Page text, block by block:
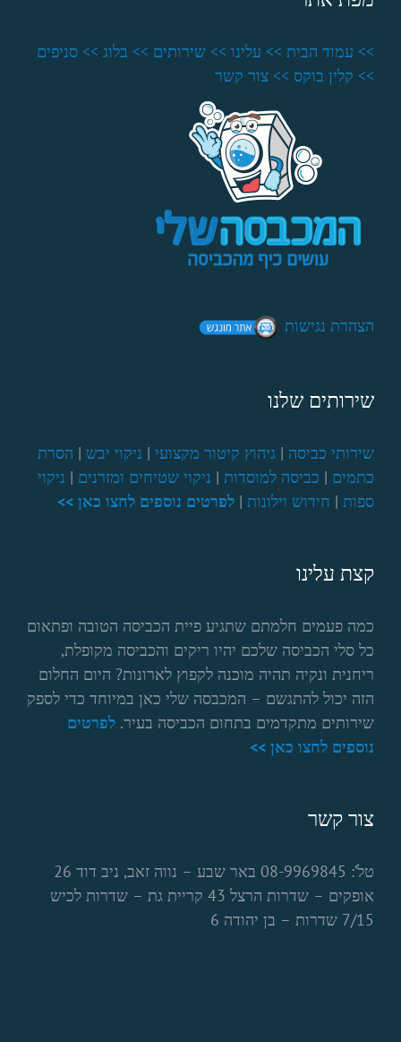
>> עמוד הבית >> עלינו >> שירותים >> בלוג >> סניפים
>> קלין בוקס >> צור קשר
הצהרת נגישות
שירותים שלנו
שירותי כביסה | גיהוץ קיטור מקצועי | ניקוי יבש | הסרת
כתמים | כביסה למוסדות | ניקוי שטיחים ומזרנים | ניקוי
ספות | חידוש וילונות | לפרטים נוספים לחצו כאן >>
קצת עלינו
כמה פעמים חלמתם שתגיע פיית הכביסה הטובה ופתאום
כל סלי הכביסה שלכם יהיו ריקים והכביסה מקופלת,
ריחנית ונקיה תהיה מוכנה לקפוץ לארונות? היום החלום
הזה יכול להתגשם – המכבסה שלי כאן במיוחד כדי לספק
שירותים מתקדמים בתחום הכביסה בעיר. לפרטים
נוספים לחצו כאן >>
צור קשר
טל’: 08-9969845 באר שבע – נווה זאב, ניב דוד 26
אופקים – שדרות הרצל 43 קריית גת – שדרות לכיש
7/15 שדרות – בן יהודה 6